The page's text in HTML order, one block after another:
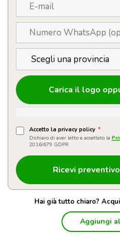
Carica il logo
Accetto la privacy policy *
Dichiaro di aver letto e accettato la
2016/679 GDPR
Hai già tutto chiaro?
Aggiungi